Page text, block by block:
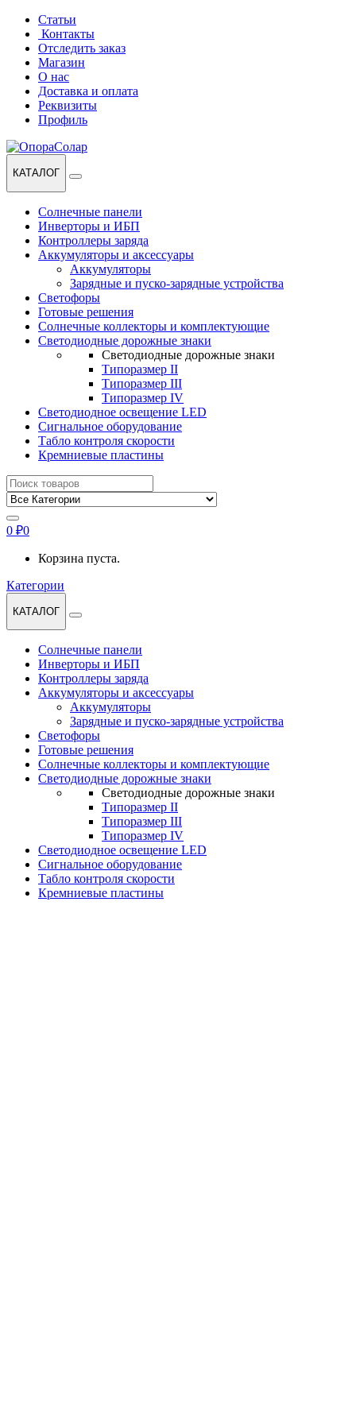
Перейти
навигации
Перейти
содержанию
Статьи
Контакты
Отследить заказ
Магазин
О нас
Доставка и оплата
Реквизиты
Профиль
КАТАЛОГ
Солнечные панели
Инверторы и ИБП
Контроллеры заряда
Аккумуляторы и аксессуары
Аккумуляторы
Зарядные и пуско-зарядные устройства
Светофоры
Готовые решения
Солнечные коллекторы и комплектующие
Светодиодные дорожные знаки
Светодиодные дорожные знаки
Типоразмер II
Типоразмер III
Типоразмер IV
Светодиодное освещение LED
Сигнальное оборудование
Табло контроля скорости
Кремниевые пластины
Найти:
0 ₽0
Корзина пуста.
Категории
КАТАЛОГ
Солнечные панели
Инверторы и ИБП
Контроллеры заряда
Аккумуляторы и аксессуары
Аккумуляторы
Зарядные и пуско-зарядные устройства
Светофоры
Готовые решения
Солнечные коллекторы и комплектующие
Светодиодные дорожные знаки
Светодиодные дорожные знаки
Типоразмер II
Типоразмер III
Типоразмер IV
Светодиодное освещение LED
Сигнальное оборудование
Табло контроля скорости
Кремниевые пластины